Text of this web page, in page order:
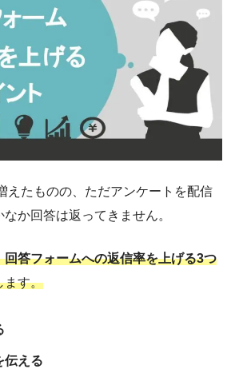
えたものの、ただアンケートを配信
か回答は返ってきません。
回答フォームへの返信率を上げる3つ
ます。
伝える